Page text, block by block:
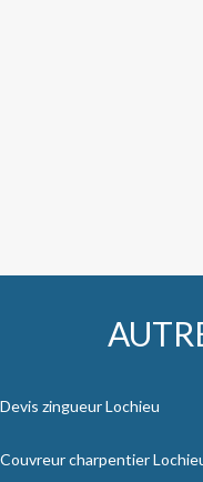
Devis zingueur Lochieu
Couvreur charpentier